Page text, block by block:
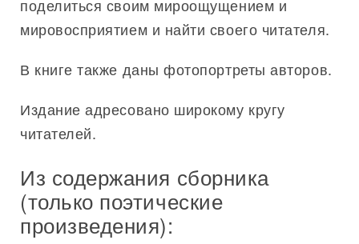
поделиться своим мироощущением и
мировосприятием и найти своего читателя.
В книге также даны фотопортреты авторов.
Издание адресовано широкому кругу
читателей.
Из содержания сборника
(только поэтические
произведения):